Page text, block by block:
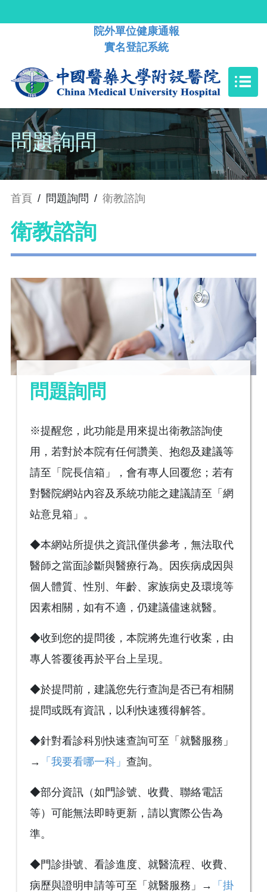
院外單位健康通報
實名登記系統
問題詢問
首頁 / 問題詢問 / 衛教諮詢
衛教諮詢
問題詢問
※提醒您，此功能是用來提出衛教諮詢使
用，若對於本院有任何讚美、抱怨及建議等
請至「院長信箱」，會有專人回覆您；若有
對醫院網站內容及系統功能之建議請至「網
站意見箱」。
◆本網站所提供之資訊僅供參考，無法取代
醫師之當面診斷與醫療行為。因疾病成因與
個人體質、性別、年齡、家族病史及環境等
因素相關，如有不適，仍建議儘速就醫。
◆收到您的提問後，本院將先進行收案，由
專人答覆後再於平台上呈現。
◆於提問前，建議您先行查詢是否已有相關
提問或既有資訊，以利快速獲得解答。
◆針對看診科別快速查詢可至「就醫服務」
→
「我要看哪一科」 查詢。
◆部分資訊（如門診號、收費、聯絡電話
等）可能無法即時更新，請以實際公告為
準。
◆門診掛號、看診進度、就醫流程、收費、
病歷與證明申請等可至「就醫服務」→
「掛